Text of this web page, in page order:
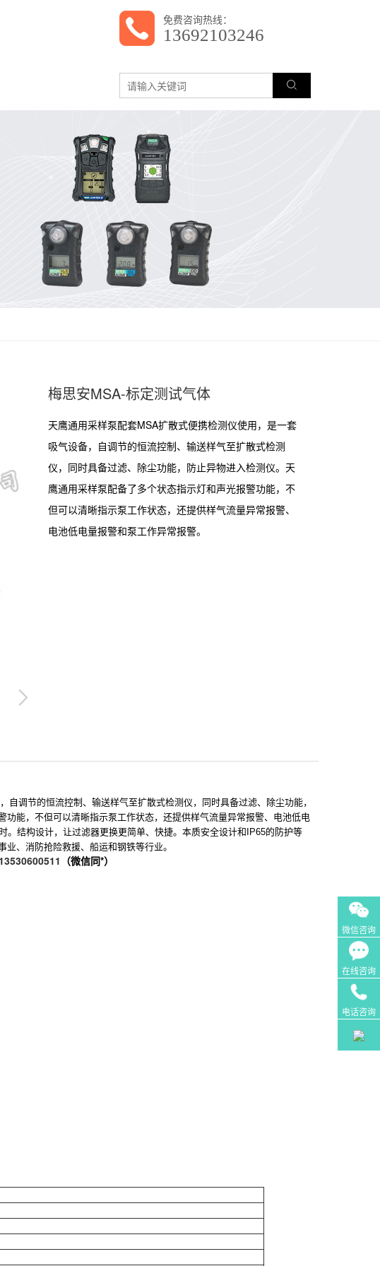
免费咨询热线：
13692103246
梅思安MSA-标定测试气体
天鹰通用采样泵配套MSA扩散式便携检测仪使用，是一套
吸气设备，自调节的恒流控制、输送样气至扩散式检测
仪，同时具备过滤、除尘功能，防止异物进入检测仪。天
鹰通用采样泵配备了多个状态指示灯和声光报警功能，不
但可以清晰指示泵工作状态，还提供样气流量异常报警、
电池低电量报警和泵工作异常报警。
节的恒流控制、输送样气至扩散式检测仪，同时具备过滤、除尘功能，
能，不但可以清晰指示泵工作状态，还提供样气流量异常报警、电池低电
结构设计，让过滤器更换更简单、快捷。本质安全设计和IP65的防护等
、消防抢险救援、船运和钢铁等行业。
13530600511 （微信同*）
微信咨询
在线咨询
电话咨询